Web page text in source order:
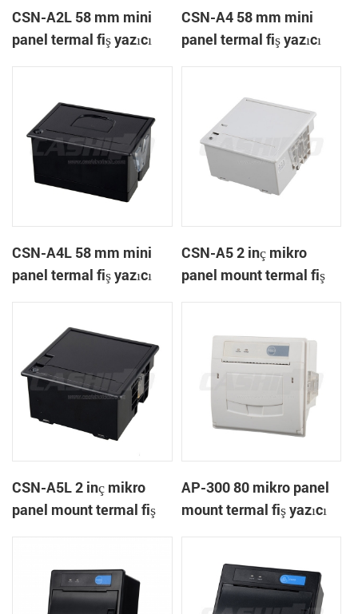
CSN-A2L 58 mm mini
panel termal fiş yazıcı
CSN-A4 58 mm mini
panel termal fiş yazıcı
CSN-A4L 58 mm mini
panel termal fiş yazıcı
CSN-A5 2 inç mikro
panel mount termal fiş
CSN-A5L 2 inç mikro
panel mount termal fiş
AP-300 80 mikro panel
mount termal fiş yazıcı